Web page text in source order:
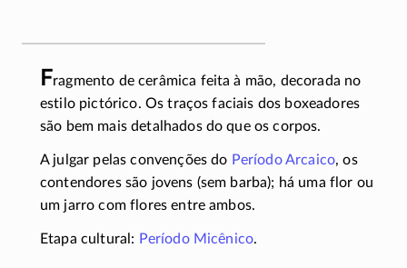
Fragmento de cerâmica feita à mão, decorada no
estilo pictórico. Os traços faciais dos boxeadores
são bem mais detalhados do que os corpos.
A julgar pelas convenções do Período Arcaico, os
contendores são jovens (sem barba); há uma flor ou
um jarro com flores entre ambos.
Etapa cultural: Período Micênico.